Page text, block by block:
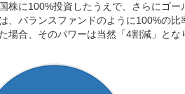
株に100%投資したうえで、さらにゴ
、バランスファンドのように100%の
場合、そのパワーは当然「4割減」と